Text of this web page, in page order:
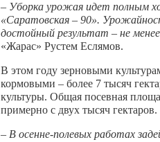
– Уборка урожая идет полным
«Саратовская – 90».
достойный результат – не
«Жарас» Рустем Еслямов.
В этом году зерновыми
кормовыми – более 7 тысяч
культуры. Общая посевная
примерно с двух тысяч
– В осенне-полевых работах